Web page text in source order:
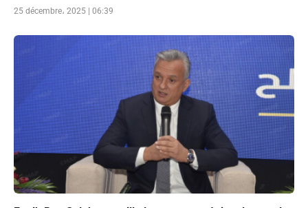
25 décembre، 2025 | 06:39